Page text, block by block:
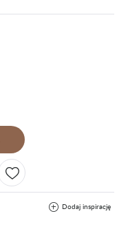
Dodaj inspirację